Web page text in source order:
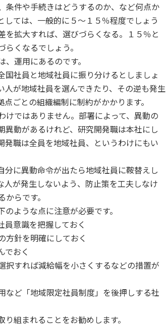
条件や手続きはどうするのか、など何点か
ては、一般的に５～１５％程度でしょう
拡大すれば、選びづらくなる。１５％と
くなるでしょう。
運用にあるのです。
社員と地域社員に振り分けるとしましょ
が地域社員を選んできたり、その逆も発生
ごとの組織編制に制約がかかります。
けではありません。部署によって、異動の
動があるけれど、研究開発職は本社にし
職は全員を地域社員、というわけにもい
に異動命令が出たら地域社員に鞍替えし
が発生しないよう、防止策を工夫しなけ
らです。
ような点に注意が必要です。
員意識を把握しておく
方針を明確にしておく
でおく
択すれば減給幅を小さくするなどの措置が
など「地域限定社員制度」を後押しする社
組まれることをお勧めします。